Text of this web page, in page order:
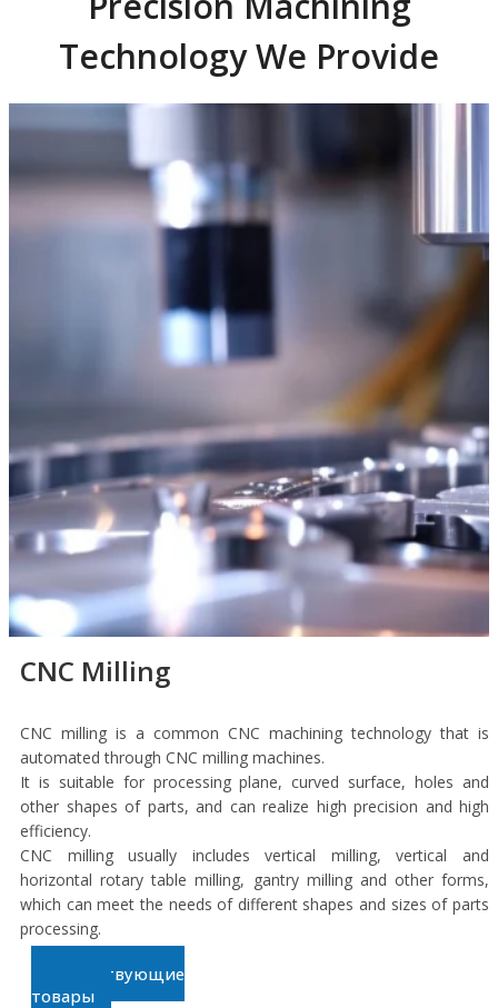
Technology We Provide
CNC Milling
CNC milling is a common CNC machining technology that is
automated through CNC milling machines.
It is suitable for processing plane, curved surface, holes and
other shapes of parts, and can realize high precision and high
efficiency.
CNC milling usually includes vertical milling, vertical and
horizontal rotary table milling, gantry milling and other forms,
which can meet the needs of different shapes and sizes of parts
processing.
Сопутствующие
товары